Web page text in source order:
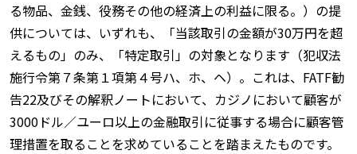
る物品、金銭、役務その他の経済上の利益に限る。）の提
供については、いずれも、「当該取引の金額が30万円を超
えるもの」のみ、「特定取引」の対象となります（犯収法
施行令第７条第１項第４号ハ、ホ、ヘ）。これは、FATF勧
告22及びその解釈ノートにおいて、カジノにおいて顧客が
3000ドル／ユーロ以上の金融取引に従事する場合に顧客管
理措置を取ることを求めていることを踏まえたものです。